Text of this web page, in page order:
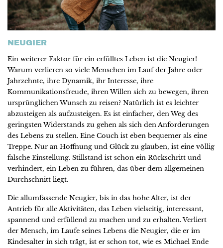
NEUGIER
Ein weiterer Faktor für ein erfülltes Leben ist die Neugier!
Warum verlieren so viele Menschen im Lauf der Jahre oder
Jahrzehnte, ihre Dynamik, ihr Interesse, ihre
Kommunikationsfreude, ihren Willen sich zu bewegen, ihren
ursprünglichen Wunsch zu reisen? Natürlich ist es leichter
abzusteigen als aufzusteigen. Es ist einfacher, den Weg des
geringsten Widerstands zu gehen als sich den Anforderungen
des Lebens zu stellen. Eine Couch ist eben bequemer als eine
Treppe. Nur an Hoffnung und Glück zu glauben, ist eine völlig
falsche Einstellung. Stillstand ist schon ein Rückschritt und
verhindert, ein Leben zu führen, das über dem allgemeinen
Durchschnitt liegt.
Die allumfassende Neugier, bis in das hohe Alter, ist der
Antrieb für alle Aktivitäten, das Leben vielseitig, interessant,
spannend und erfüllend zu machen und zu erhalten. Verliert
der Mensch, im Laufe seines Lebens die Neugier, die er im
Kindesalter in sich trägt, ist er schon tot, wie es Michael Ende